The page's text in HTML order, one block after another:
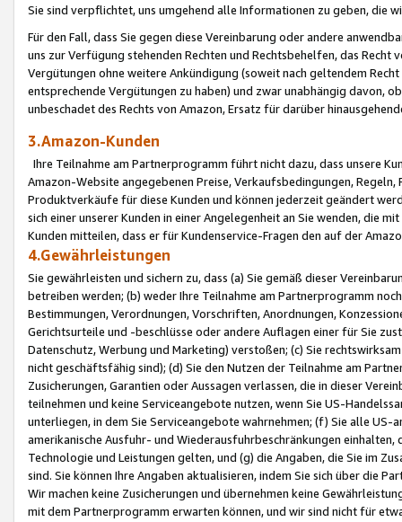
Sie sind verpflichtet, uns umgehend alle Informationen zu geben, die
Für den Fall, dass Sie gegen diese Vereinbarung oder andere
uns zur Verfügung stehenden Rechten und Rechtsbehelfen, das
Vergütungen ohne weitere Ankündigung (soweit nach geltendem
entsprechende Vergütungen zu haben) und zwar unabhängig davon,
unbeschadet des Rechts von Amazon, Ersatz für darüber
3.Amazon-Kunden
Ihre Teilnahme am Partnerprogramm führt nicht dazu, dass unsere
Amazon-Website angegebenen Preise, Verkaufsbedingungen,
Produktverkäufe für diese Kunden und können jederzeit geändert
sich einer unserer Kunden in einer Angelegenheit an Sie wenden, die
Kunden mitteilen, dass er für Kundenservice-Fragen den auf der
4.Gewährleistungen
Sie gewährleisten und sichern zu, dass (a) Sie gemäß dieser
betreiben werden; (b) weder Ihre Teilnahme am Partnerprogramm
Bestimmungen, Verordnungen, Vorschriften, Anordnungen,
Gerichtsurteile und -beschlüsse oder andere Auflagen einer für Sie
Datenschutz, Werbung und Marketing) verstoßen; (c) Sie
nicht geschäftsfähig sind); (d) Sie den Nutzen der Teilnahme am
Zusicherungen, Garantien oder Aussagen verlassen, die in dieser
teilnehmen und keine Serviceangebote nutzen, wenn Sie US-
unterliegen, in dem Sie Serviceangebote wahrnehmen; (f) Sie alle
amerikanische Ausfuhr- und Wiederausfuhrbeschränkungen
Technologie und Leistungen gelten, und (g) die Angaben, die Sie im
sind. Sie können Ihre Angaben aktualisieren, indem Sie sich über die
Wir machen keine Zusicherungen und übernehmen keine
mit dem Partnerprogramm erwarten können, und wir sind nicht für